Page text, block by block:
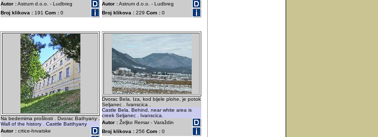
Autor :Astrum d.o.o. - Ludbreg
Broj klikova : 191 Com : 0
Autor :Astrum d.o.o. - Ludbreg
Broj klikova : 229 Com : 0
Na bedemima prošlosti . Dvorac Bathyany .
Wall of the history . Casttle Batthyany
Autor : crtice-hrvatske
Dvorac Bela. Iza, kod bijele plohe, je potok
Seljanec . Ivanscica .
Castle Bela. Behind, near white area is
creek Seljanec . Ivanscica.
Autor : Željko Remar - Varaždin
Broj klikova : 256 Com : 0